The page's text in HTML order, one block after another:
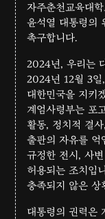
자주춘천교육대
윤석열 대통령의
촉구합니다.
2024년, 우리는
2024년 12월 3일
대한민국을 지키
계엄사령부는 포
활동, 정치적 결
출판의 자유를 억
규정한 전시, 사
허용되는 조치입
충족되지 않은 상
대통령의 권력은